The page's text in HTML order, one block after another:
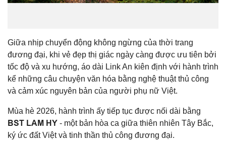
Giữa nhịp chuyển động không ngừng của thời trang
đương đại, khi vẻ đẹp thị giác ngày càng được ưu tiên bởi
tốc độ và xu hướng, áo dài Link An kiên định với hành trình
kể những câu chuyện văn hóa bằng nghệ thuật thủ công
và cảm xúc nguyên bản của người phụ nữ Việt.
Mùa hè 2026, hành trình ấy tiếp tục được nối dài bằng
BST LAM HY - một bản hòa ca giữa thiên nhiên Tây Bắc,
ký ức đất Việt và tinh thần thủ công đương đại.